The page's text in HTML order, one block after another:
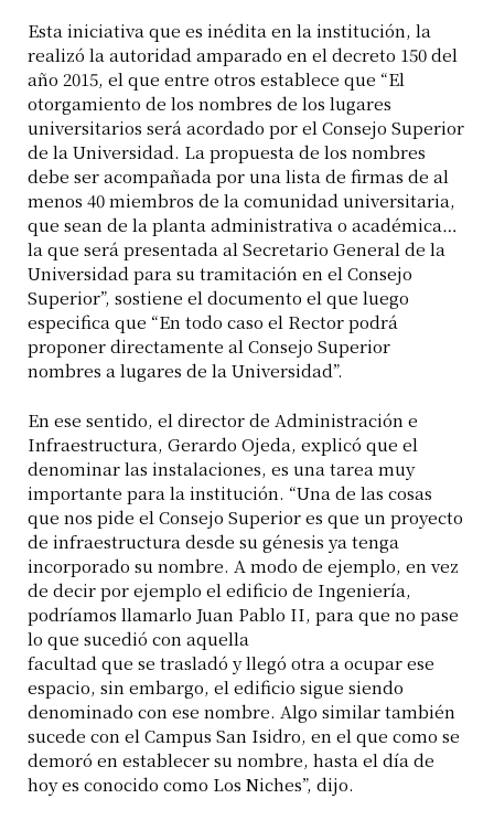
Esta iniciativa que es inédita en la institución, la
realizó la autoridad amparado en el decreto 150 del
año 2015, el que entre otros establece que “El
otorgamiento de los nombres de los lugares
universitarios será acordado por el Consejo Superior
de la Universidad. La propuesta de los nombres
debe ser acompañada por una lista de firmas de al
menos 40 miembros de la comunidad universitaria,
que sean de la planta administrativa o académica…
la que será presentada al Secretario General de la
Universidad para su tramitación en el Consejo
Superior”, sostiene el documento el que luego
especifica que “En todo caso el Rector podrá
proponer directamente al Consejo Superior
nombres a lugares de la Universidad”.
En ese sentido, el director de Administración e
Infraestructura, Gerardo Ojeda, explicó que el
denominar las instalaciones, es una tarea muy
importante para la institución. “Una de las cosas
que nos pide el Consejo Superior es que un proyecto
de infraestructura desde su génesis ya tenga
incorporado su nombre. A modo de ejemplo, en vez
de decir por ejemplo el edificio de Ingeniería,
podríamos llamarlo Juan Pablo II, para que no pase
lo que sucedió con aquella
facultad que se trasladó y llegó otra a ocupar ese
espacio, sin embargo, el edificio sigue siendo
denominado con ese nombre. Algo similar también
sucede con el Campus San Isidro, en el que como se
demoró en establecer su nombre, hasta el día de
hoy es conocido como Los Niches”, dijo.